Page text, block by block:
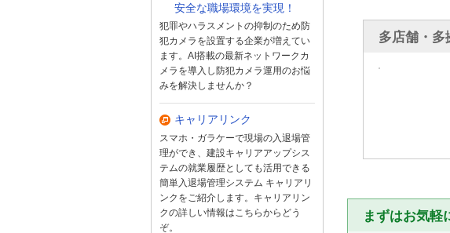
多店舗・多
まずはお気軽
安全な職場環境を実現！
犯罪やハラスメントの抑制のため防
犯カメラを設置する企業が増えてい
ます。AI搭載の最新ネットワークカ
メラを導入し防犯カメラ運用のお悩
みを解決しませんか？
キャリアリンク
スマホ・ガラケーで現場の入退場管
理ができ、建設キャリアアップシス
テムの就業履歴としても活用できる
簡単入退場管理システム キャリアリ
ンクをご紹介します。キャリアリン
クの詳しい情報はこちらからどう
ぞ。